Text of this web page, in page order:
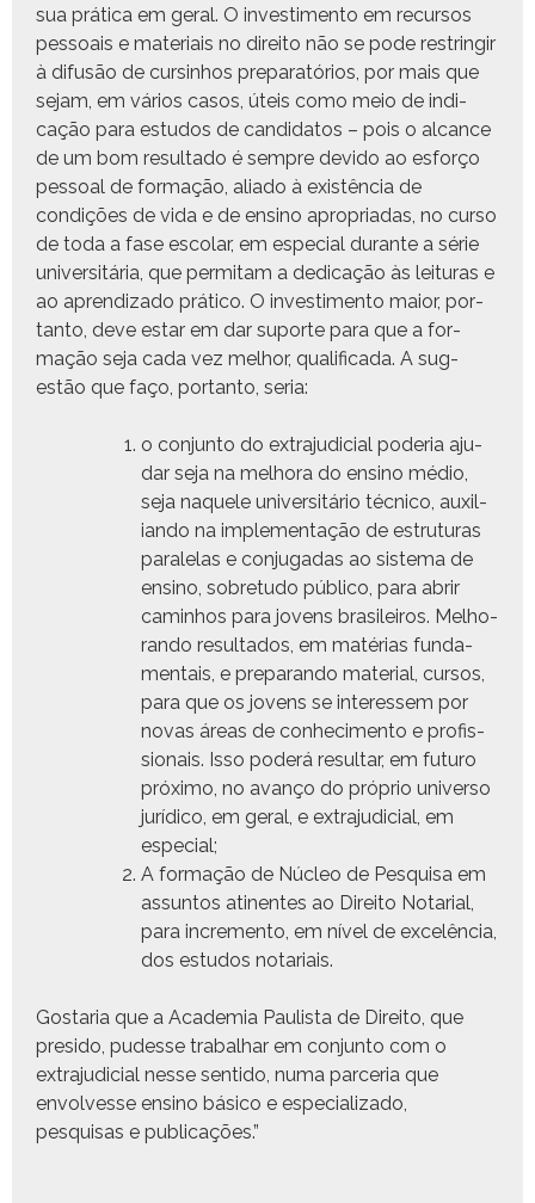
sua práti­ca em ger­al. O inves­ti­men­to em recur­sos
pes­soais e mate­ri­ais no dire­ito não se pode restringir
à difusão de cursin­hos preparatórios, por mais que
sejam, em vários casos, úteis como meio de indi­
cação para estu­dos de can­didatos – pois o alcance
de um bom resul­ta­do é sem­pre dev­i­do ao esforço
pes­soal de for­mação, ali­a­do à existên­cia de
condições de vida e de ensi­no apro­pri­adas, no cur­so
de toda a fase esco­lar, em espe­cial durante a série
uni­ver­sitária, que per­mi­tam a ded­i­cação às leituras e
ao apren­diza­do práti­co. O inves­ti­men­to maior, por­
tan­to, deve estar em dar suporte para que a for­
mação seja cada vez mel­hor, qual­i­fi­ca­da. A sug­
estão que faço, por­tan­to, seria:
o con­jun­to do extra­ju­di­cial pode­ria aju­
dar seja na mel­ho­ra do ensi­no médio,
seja naque­le uni­ver­sitário téc­ni­co, aux­il­
ian­do na imple­men­tação de estru­turas
para­le­las e con­ju­gadas ao sis­tema de
ensi­no, sobre­tu­do públi­co, para abrir
cam­in­hos para jovens brasileiros. Mel­ho­
ran­do resul­ta­dos, em matérias fun­da­
men­tais, e preparan­do mate­r­i­al, cur­sos,
para que os jovens se inter­essem por
novas áreas de con­hec­i­men­to e profis­
sion­ais. Isso poderá resul­tar, em futuro
próx­i­mo, no avanço do próprio uni­ver­so
jurídi­co, em ger­al, e extra­ju­di­cial, em
especial;
A for­mação de Núcleo de Pesquisa em
assun­tos ati­nentes ao Dire­ito Notar­i­al,
para incre­men­to, em nív­el de excelên­cia,
dos estu­dos notariais.
Gostaria que a Acad­e­mia Paulista de Dire­ito, que
presi­do, pudesse tra­bal­har em con­jun­to com o
extra­ju­di­cial nesse sen­ti­do, numa parce­ria que
envolvesse ensi­no bási­co e espe­cial­iza­do,
pesquisas e publicações.”